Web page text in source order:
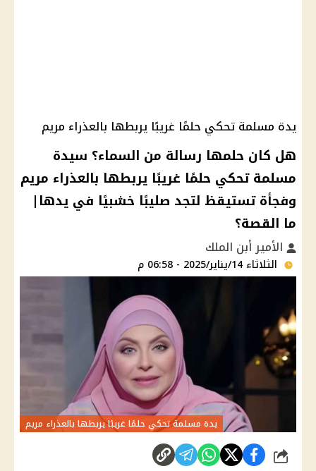
يدة مسلمة تحكي حلمًا غريبًا يربطها بالعذراء مريم
هل كان حلمها رسالة من السماء؟ سيدة
مسلمة تحكي حلمًا غريبًا يربطها بالعذراء مريم
وفجأة تستيقظ لتجد صليبًا خشبيًا في يدها|
ما القصة؟
الأمير أبن الملك
الثلاثاء 14/يناير/2025 - 06:58 م
يدة مسلمة تحكي حلمًا غريبًا يربطها بالعذراء مريم
شارك